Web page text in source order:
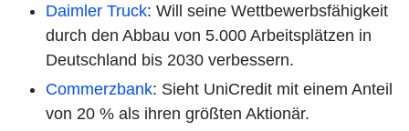
Daimler Truck: Will seine Wettbewerbsfähigkeit
durch den Abbau von 5.000 Arbeitsplätzen in
Deutschland bis 2030 verbessern.
Commerzbank: Sieht UniCredit mit einem Anteil
von 20 % als ihren größten Aktionär.